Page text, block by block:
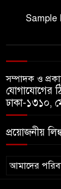
Sample
সম্পাদক ও
যোগাযোগের
ঢাকা-১৩১০,
প্রয়োজনীয়
আমাদের